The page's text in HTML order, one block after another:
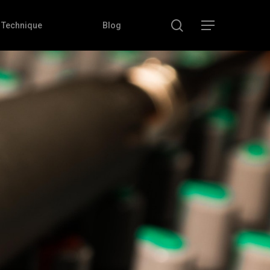
Technique Blog search
Menu